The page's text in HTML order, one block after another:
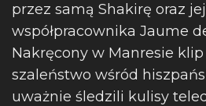
przez samą Shakirę oraz
współpracownika Jaume
Nakręcony w Manresie klip
szaleństwo wśród
uważnie śledzili kulisy